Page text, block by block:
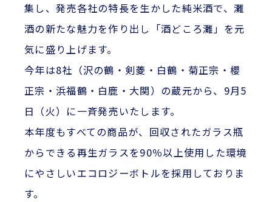
集し、発売各社の特長を生かした純米酒で、灘
酒の新たな魅力を作り出し「酒どころ灘」を元
気に盛り上げます。
今年は8社（沢の鶴・剣菱・白鶴・菊正宗・櫻
正宗・浜福鶴・白鹿・大関）の蔵元から、9月5
日（火）に一斉発売いたします。
本年度もすべての商品が、回収されたガラス瓶
からできる再生ガラスを90％以上使用した環境
にやさしいエコロジーボトルを採用しておりま
す。